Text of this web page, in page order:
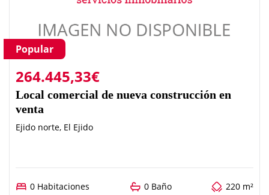
Popular
264.445,33€
Local comercial de nueva construcción en
venta
Ejido norte, El Ejido
0 Habitaciones 0 Baño 220 m²